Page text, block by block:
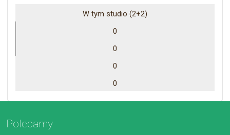
W tym studio (2+2)
0
0
0
0
Polecamy